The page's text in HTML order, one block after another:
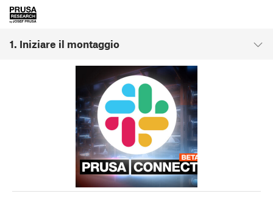
1. Iniziare il montaggio